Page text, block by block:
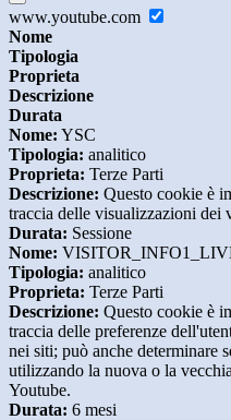
www.youtube.com
Nome
Tipologia
Proprieta
Descrizione
Durata
Nome: YSC
Tipologia: analitico
Proprieta: Terze Parti
Descrizione: Questo cookie è
traccia delle visualizzazioni dei
Durata: Sessione
Nome:
Tipologia: analitico
Proprieta: Terze Parti
Descrizione: Questo cookie è
traccia delle preferenze
nei siti; può anche determinare
utilizzando la nuova o la
Youtube.
Durata: 6 mesi